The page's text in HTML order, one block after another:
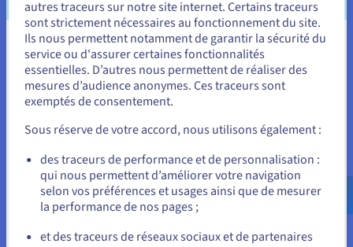
d'autres utilisateurs ou sites web).
Pour une utilisation quotidienne des appareils Internet
comme la navigation sur des sites web, le streaming vidéo et
les jeux en ligne, une IP dynamique standard fonctionne
parfaitement bien. Cependant, sécuriser une IP statique ou
dédiée offre des avantages significatifs dans plusieurs
l'intention d'héberger vos propres services directement
accessibles depuis Internet—comme un site web, un
serveur de messagerie, un serveur de jeu, un serveur
FTP ou des applications spécifiques—une adresse IP
pour les appareils et les réseaux hôtes. Une IP statique
Vous semblez être localisé en États-
Unis.
Pour commander, rendez-vous sur le site de votre pays (États-
Allez sur le site États-Unis
us.ovhcloud.com/learn Anglais USD - $
ou
autres traceurs sur notre site internet. Certains traceurs
sont strictement nécessaires au fonctionnement du site.
Ils nous permettent notamment de garantir la sécurité du
service ou d'assurer certaines fonctionnalités
essentielles. D’autres nous permettent de réaliser des
mesures d’audience anonymes. Ces traceurs sont
exemptés de consentement.
Sous réserve de votre accord, nous utilisons également :
des traceurs de performance et de personnalisation :
qui nous permettent d’améliorer votre navigation
selon vos préférences et usages ainsi que de mesurer
la performance de nos pages ;
et des traceurs de réseaux sociaux et de partenaires